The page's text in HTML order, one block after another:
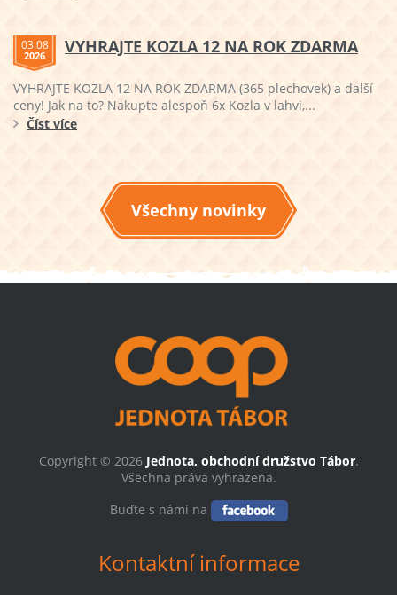
03.08
2026 VYHRAJTE KOZLA 12 NA ROK ZDARMA
VYHRAJTE KOZLA 12 NA ROK ZDARMA (365 plechovek) a další
ceny! Jak na to? Nakupte alespoň 6x Kozla v lahvi,...
Číst více
Všechny novinky
Copyright © 2026 Jednota, obchodní družstvo Tábor.
Všechna práva vyhrazena.
Buďte s námi na
Kontaktní informace